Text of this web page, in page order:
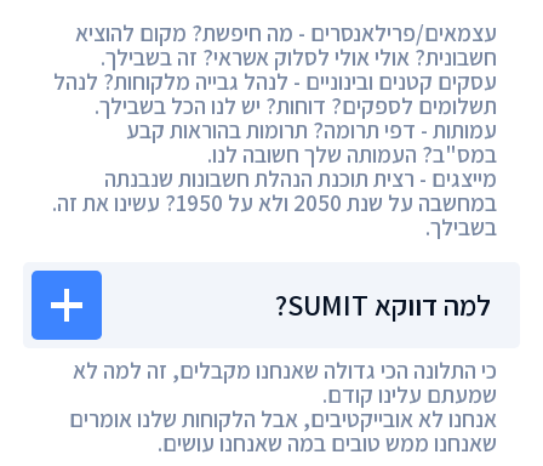
עצמאים/פרילאנסרים - מה חיפשת? מקום להוציא
חשבונית? אולי אולי לסלוק אשראי? זה בשבילך.
עסקים קטנים ובינוניים - לנהל גבייה מלקוחות? לנהל
תשלומים לספקים? דוחות? יש לנו הכל בשבילך.
עמותות - דפי תרומה? תרומות בהוראות קבע
במס"ב? העמותה שלך חשובה לנו.
מייצגים - רצית תוכנת הנהלת חשבונות שנבנתה
במחשבה על שנת 2050 ולא על 1950? עשינו את זה.
בשבילך.
למה דווקא SUMIT?
כי התלונה הכי גדולה שאנחנו מקבלים, זה למה לא
שמעתם עלינו קודם.
אנחנו לא אובייקטיבים, אבל הלקוחות שלנו אומרים
שאנחנו ממש טובים במה שאנחנו עושים.